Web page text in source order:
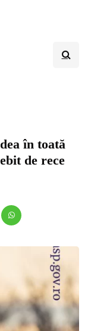
în toată
de rece